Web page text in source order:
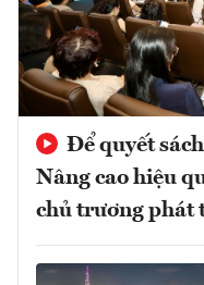
Để quyết
Nâng cao hiệu
chủ trương phát